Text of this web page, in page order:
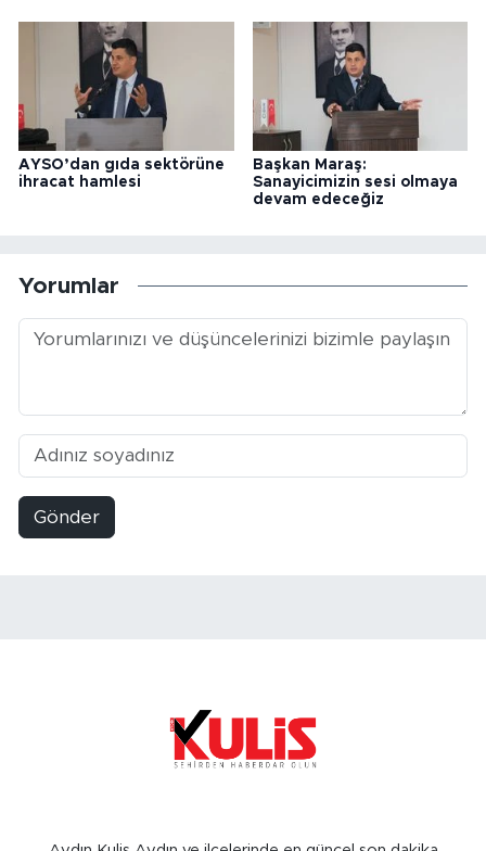
AYSO’dan gıda sektörüne
ihracat hamlesi
Başkan Maraş:
Sanayicimizin sesi olmaya
devam edeceğiz
Yorumlar
Gönder